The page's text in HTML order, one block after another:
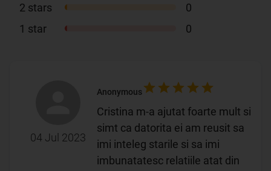
2 stars
0
1 star 0
04 Jul 2023
Anonymous
Cristina m-a ajutat foarte mult si
simt ca datorita ei am reusit sa
imi inteleg starile si sa imi
imbunatatesc relatiile atat din